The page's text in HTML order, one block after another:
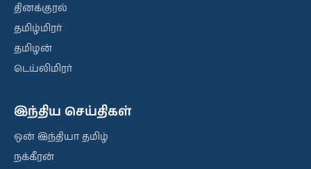
தினக்குரல்
தமிழ்மிரர்
தமிழன்
டெய்லிமிரர்
இந்திய செய்திகள்
ஒன் இந்தியா தமிழ்
நக்கீரன்